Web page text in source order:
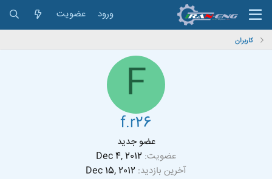
ورود عضویت
کاربران
F
f.r26
عضو جدید
عضویت Dec 4, 2012
آخرین بازدید Dec 15, 2012